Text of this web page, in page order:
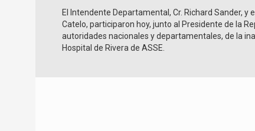
El Intendente Departamental, Cr. Richard Sander, y
Catelo, participaron hoy, junto al Presidente de la
autoridades nacionales y departamentales, de la
Hospital de Rivera de ASSE.